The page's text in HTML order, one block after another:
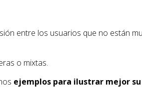
entre los usuarios que no están
o mixtas.
ejemplos para ilustrar mejor